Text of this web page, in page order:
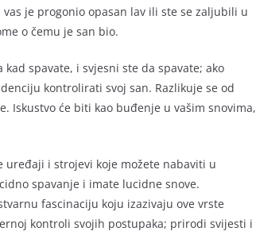
je progonio opasan lav ili ste se zaljubili u
o čemu je san bio.
spavate, i svjesni ste da spavate; ako
kontrolirati svoj san. Razlikuje se od
Iskustvo će biti kao buđenje u vašim snovima,
uređaji i strojevi koje možete nabaviti u
spavanje i imate lucidne snove.
fascinaciju koju izazivaju ove vrste
kontroli svojih postupaka; prirodi svijesti i